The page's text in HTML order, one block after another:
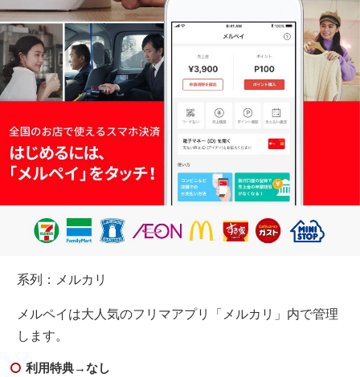
系列：メルカリ
メルペイは大人気のフリマアプリ「メルカリ」内で管理
します。
利用特典→なし